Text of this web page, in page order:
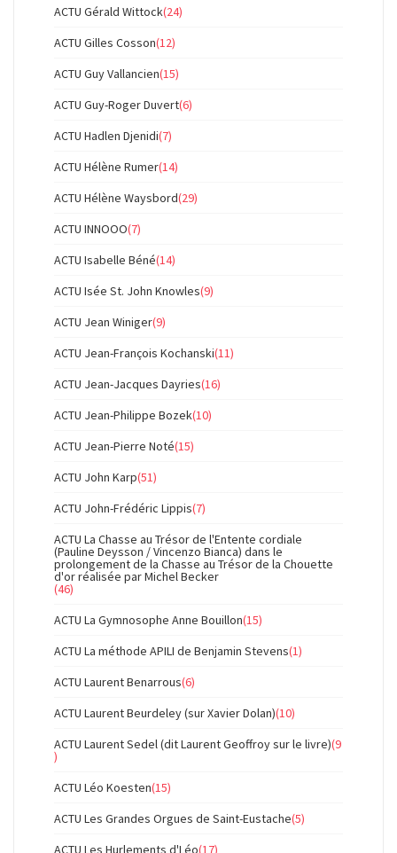
ACTU Gérald Wittock(24)
ACTU Gilles Cosson(12)
ACTU Guy Vallancien(15)
ACTU Guy-Roger Duvert(6)
ACTU Hadlen Djenidi(7)
ACTU Hélène Rumer(14)
ACTU Hélène Waysbord(29)
ACTU INNOOO(7)
ACTU Isabelle Béné(14)
ACTU Isée St. John Knowles(9)
ACTU Jean Winiger(9)
ACTU Jean-François Kochanski(11)
ACTU Jean-Jacques Dayries(16)
ACTU Jean-Philippe Bozek(10)
ACTU Jean-Pierre Noté(15)
ACTU John Karp(51)
ACTU John-Frédéric Lippis(7)
ACTU La Chasse au Trésor de l'Entente cordiale
(Pauline Deysson / Vincenzo Bianca) dans le
prolongement de la Chasse au Trésor de la Chouette
d'or réalisée par Michel Becker
(46)
ACTU La Gymnosophe Anne Bouillon(15)
ACTU La méthode APILI de Benjamin Stevens(1)
ACTU Laurent Benarrous(6)
ACTU Laurent Beurdeley (sur Xavier Dolan)(10)
ACTU Laurent Sedel (dit Laurent Geoffroy sur le livre)(9
)
ACTU Léo Koesten(15)
ACTU Les Grandes Orgues de Saint-Eustache(5)
ACTU Les Hurlements d'Léo(17)